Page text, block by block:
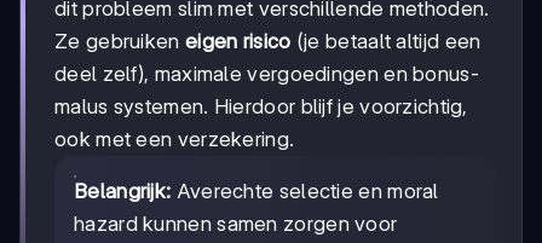
dit probleem slim met verschillende methoden.
Ze gebruiken eigen risico (je betaalt altijd een
deel zelf), maximale vergoedingen en bonus-
malus systemen. Hierdoor blijf je voorzichtig,
ook met een verzekering.
Belangrijk: Averechte selectie en moral
hazard kunnen samen zorgen voor